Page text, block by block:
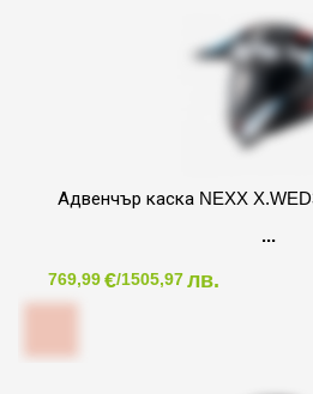
Адвенчър каска NEXX
769,99€/1505,97лв.